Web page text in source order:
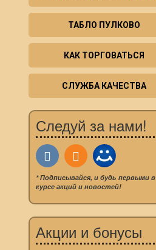
ТАБЛО ПУЛКОВО
КАК ТОРГОВАТЬСЯ
СЛУЖБА КАЧЕСТВА
Следуй за нами!
* Подписывайся, и будь первыми в
курсе акций и новостей!
Акции и бонусы